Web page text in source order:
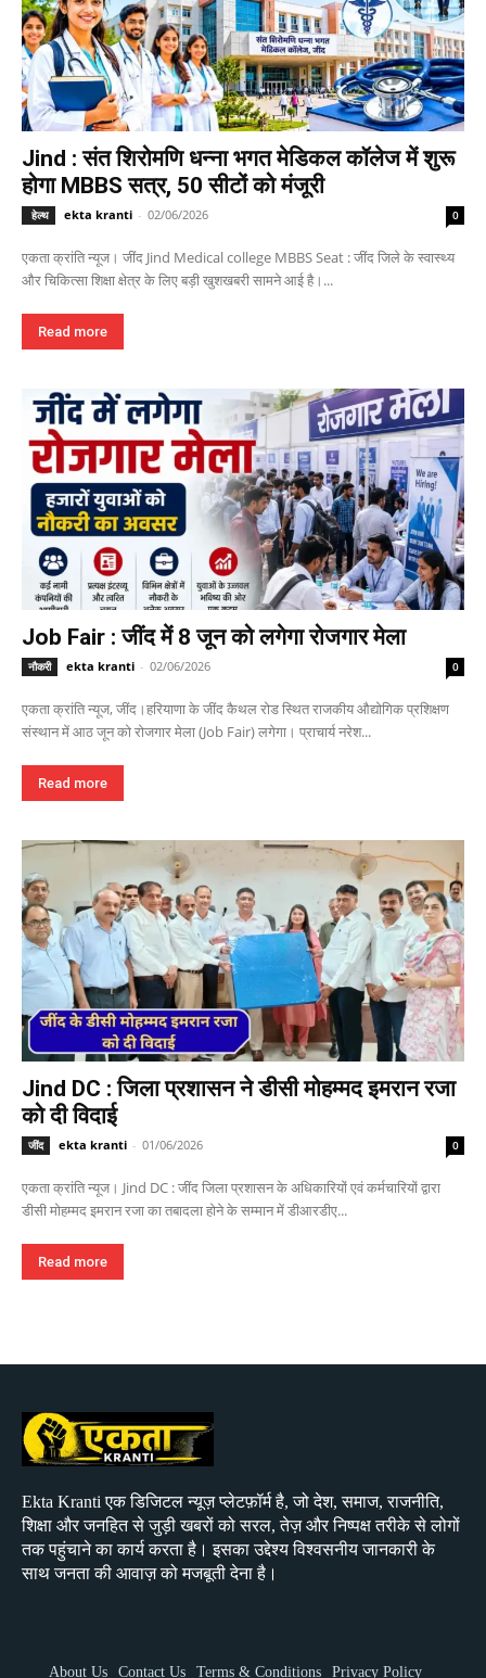
Jind : संत शिरोमणि धन्ना भगत मेडिकल कॉलेज में शुरू
होगा MBBS सत्र, 50 सीटों को मंजूरी
हेल्थ ekta kranti - 02/06/2026 0
एकता क्रांति न्यूज। जींद Jind Medical college MBBS Seat : जींद जिले के स्वास्थ्य
और चिकित्सा शिक्षा क्षेत्र के लिए बड़ी खुशखबरी सामने आई है।...
Read more
Job Fair : जींद में 8 जून को लगेगा रोजगार मेला
नौकरी ekta kranti - 02/06/2026 0
एकता क्रांति न्यूज, जींद।हरियाणा के जींद कैथल रोड स्थित राजकीय औद्योगिक प्रशिक्षण
संस्थान में आठ जून को रोजगार मेला (Job Fair) लगेगा। प्राचार्य नरेश...
Read more
Jind DC : जिला प्रशासन ने डीसी मोहम्मद इमरान रजा
को दी विदाई
जींद ekta kranti - 01/06/2026 0
एकता क्रांति न्यूज। Jind DC : जींद जिला प्रशासन के अधिकारियों एवं कर्मचारियों द्वारा
डीसी मोहम्मद इमरान रजा का तबादला होने के सम्मान में डीआरडीए...
Read more
Ekta Kranti एक डिजिटल न्यूज़ प्लेटफ़ॉर्म है, जो देश, समाज, राजनीति,
शिक्षा और जनहित से जुड़ी खबरों को सरल, तेज़ और निष्पक्ष तरीके से लोगों
तक पहुंचाने का कार्य करता है। इसका उद्देश्य विश्वसनीय जानकारी के
साथ जनता की आवाज़ को मजबूती देना है।
About Us Contact Us Terms & Conditions Privacy Policy